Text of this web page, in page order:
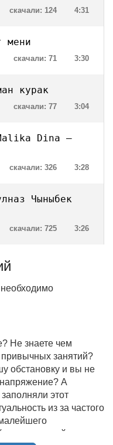
4:31
скачали: 124
мени
3:30
скачали: 71
курак
3:04
скачали: 77
Dina —
3:28
скачали: 326
Чыныбек
3:26
скачали: 725
Не знаете чем
занятий?
обстановку и вы не
А
этот
из за частого
контент